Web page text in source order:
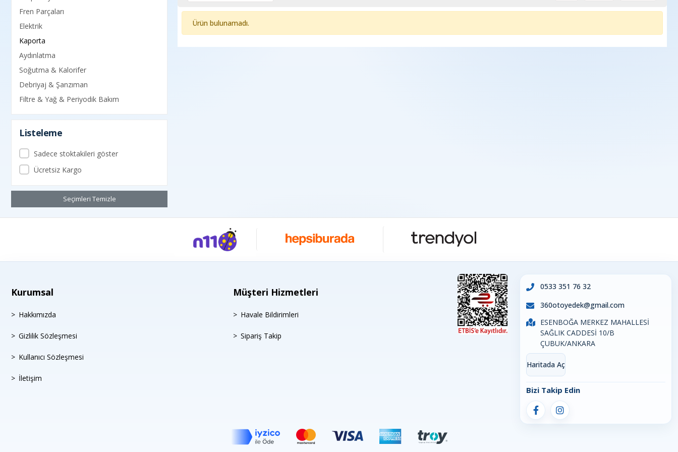
Fren Parçaları
Elektrik
Kaporta
Aydınlatma
Soğutma & Kalorifer
Debriyaj & Şanzıman
Filtre & Yağ & Periyodik Bakım
Listeleme
Sadece stoktakileri göster
Ücretsiz Kargo
Seçimleri Temizle
Ürün bulunamadı.
Kurumsal
Hakkımızda
Gizlilik Sözleşmesi
Kullanıcı Sözleşmesi
İletişim
Müşteri Hizmetleri
Havale Bildirimleri
Sipariş Takip
0533 351 76 32
360otoyedek@gmail.com
ESENBOĞA MERKEZ MAHALLESİ
SAĞLIK CADDESİ 10/B
ÇUBUK/ANKARA
Haritada Aç
Bizi Takip Edin